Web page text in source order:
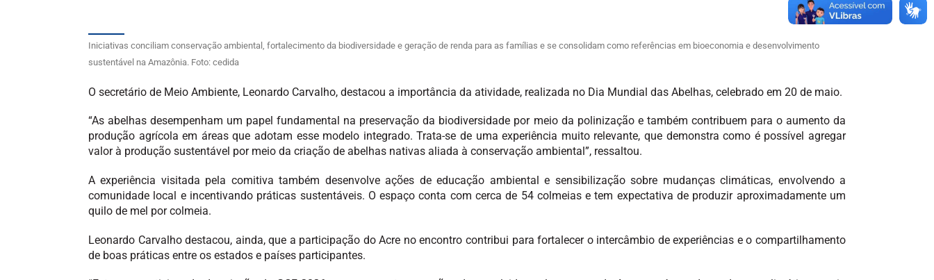
Iniciativas conciliam conservação ambiental, fortalecimento da biodiversidade e geração de renda para as famílias e se consolidam como referências em bioeconomia e desenvolvimento
sustentável na Amazônia. Foto: cedida
O secretário de Meio Ambiente, Leonardo Carvalho, destacou a importância da atividade, realizada no Dia Mundial das Abelhas, celebrado em 20 de maio.
“As abelhas desempenham um papel fundamental na preservação da biodiversidade por meio da polinização e também contribuem para o aumento da
produção agrícola em áreas que adotam esse modelo integrado. Trata-se de uma experiência muito relevante, que demonstra como é possível agregar
valor à produção sustentável por meio da criação de abelhas nativas aliada à conservação ambiental”, ressaltou.
A experiência visitada pela comitiva também desenvolve ações de educação ambiental e sensibilização sobre mudanças climáticas, envolvendo a
comunidade local e incentivando práticas sustentáveis. O espaço conta com cerca de 54 colmeias e tem expectativa de produzir aproximadamente um
quilo de mel por colmeia.
Leonardo Carvalho destacou, ainda, que a participação do Acre no encontro contribui para fortalecer o intercâmbio de experiências e o compartilhamento
de boas práticas entre os estados e países participantes.